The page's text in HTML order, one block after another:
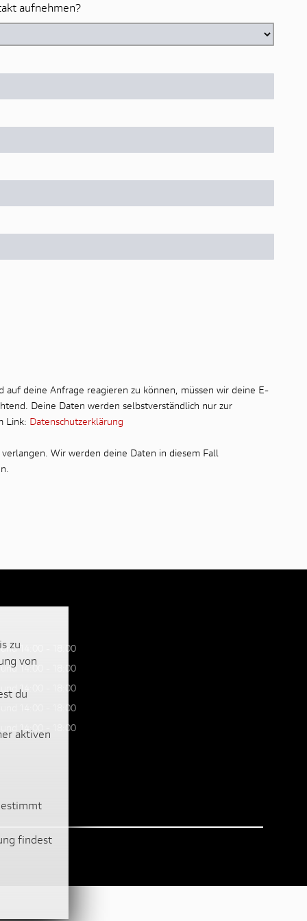
aufnehmen?
deine Anfrage reagieren zu können, müssen wir deine E-
Deine Daten werden selbstverständlich nur zur
Link: Datenschutzerklärung
Wir werden deine Daten in diesem Fall
14:00 - 18:00
14:00 - 18:00
14:00 - 18:00
14:00 - 18:00
14:00 - 18:00
zu
von
du
aktiven
findest